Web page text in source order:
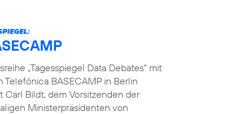
„Tagesspiegel Data Debates“ mit
BASECAMP in Berlin
Carl Bildt, dem Vorsitzenden der
Ministerpräsidenten von